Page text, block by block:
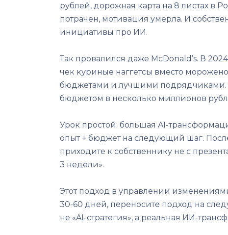
рублей, дорожная карта на 8 листах в
потрачен, мотивация умерла. И
инициативы про ИИ.
Так провалился даже McDonald’s. В
чек куриные наггетсы вместо
бюджетами и лучшими подрядчиками.
бюджетом в несколько миллионов
Урок простой: большая AI-
опыт + бюджет на следующий шаг.
приходите к собственнику не с
3 недели».
Этот подход в управлении
30-60 дней, переносите подход на
не «AI-стратегия», а реальная ИИ-